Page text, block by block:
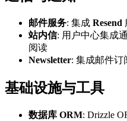
邮件服务: 集成 Resend
站内信: 用户中心集成
阅读
Newsletter: 集成邮件订
基础设施与工具
数据库 ORM: Drizzle